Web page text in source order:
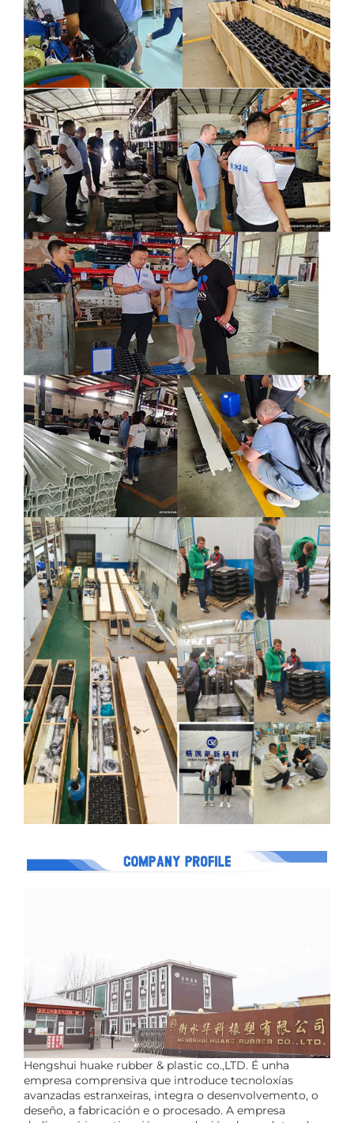
Hengshui huake rubber & plastic co.,LTD. É unha
empresa comprensiva que introduce tecnoloxías
avanzadas estranxeiras, integra o desenvolvemento, o
deseño, a fabricación e o procesado. A empresa